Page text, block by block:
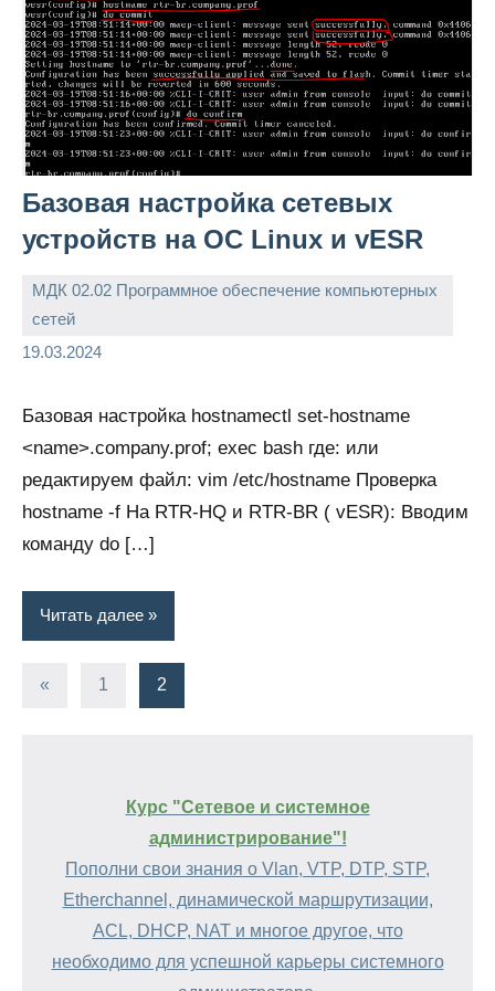
Базовая настройка сетевых
устройств на ОС Linux и vESR
МДК 02.02 Программное обеспечение компьютерных
сетей
19.03.2024
Базовая настройка hostnamectl set-hostname
<name>.company.prof; exec bash где: или
редактируем файл: vim /etc/hostname Проверка
hostname -f На RTR-HQ и RTR-BR ( vESR): Вводим
команду do […]
Читать далее
Пагинация
« Предыдущие
1 2
Курс "Сетевое и системное
администрирование"!
Пополни свои знания о Vlan, VTP, DTP, STP,
Etherchannel, динамической маршрутизации,
ACL, DHCP, NAT и многое другое, что
необходимо для успешной карьеры системного